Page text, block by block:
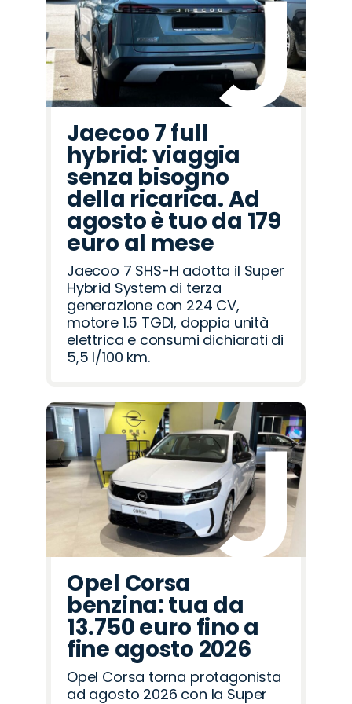
Rover
Romeo
Jaecoo 7 full
hybrid: viaggia
senza bisogno
della ricarica. Ad
agosto è tuo da 179
euro al mese
Jaecoo 7 SHS-H adotta il Super
Hybrid System di terza
generazione con 224 CV,
motore 1.5 TGDI, doppia unità
elettrica e consumi dichiarati di
5,5 l/100 km.
Opel Corsa
benzina: tua da
13.750 euro fino a
fine agosto 2026
Opel Corsa torna protagonista
ad agosto 2026 con la Super